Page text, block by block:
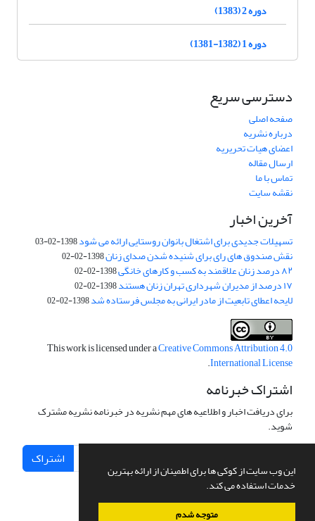
این وب سایت از کوکی ها برای اطمینان از ارائه بهترین
خدمات استفاده می کند.
متوجه شدم
دوره 2 (1383)
دوره 1 (1382-1381)
دسترسی سریع
صفحه اصلی
درباره نشریه
اعضای هیات تحریریه
ارسال مقاله
تماس با ما
نقشه سایت
آخرین اخبار
تسهیلات جدیدی برای اشتغال بانوان روستایی ارائه می شود1398-02-03
نقش صندوق های رای برای شنیده شدن صدای زنان1398-02-02
۸۲ درصد زنان علاقمند به کسب و کارهای خانگی 1398-02-02
۱۷ درصد از مدیران شهرداری تهران زنان هستند 1398-02-02
لایحه اعطای تابعیت از مادر ایرانی به مجلس فرستاده شد1398-02-02
This work is licensed under aCreative Commons Attribution 4.0
International License
.
اشتراک خبرنامه
برای دریافت اخبار و اطلاعیه های مهم نشریه در خبرنامه نشریه مشترک
شوید.
اشتراک